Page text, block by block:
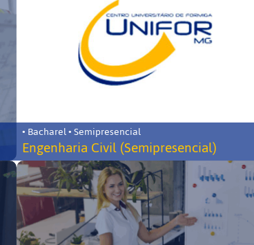
• Bacharel • Semipresencial
Engenharia Civil (Semipresencial)